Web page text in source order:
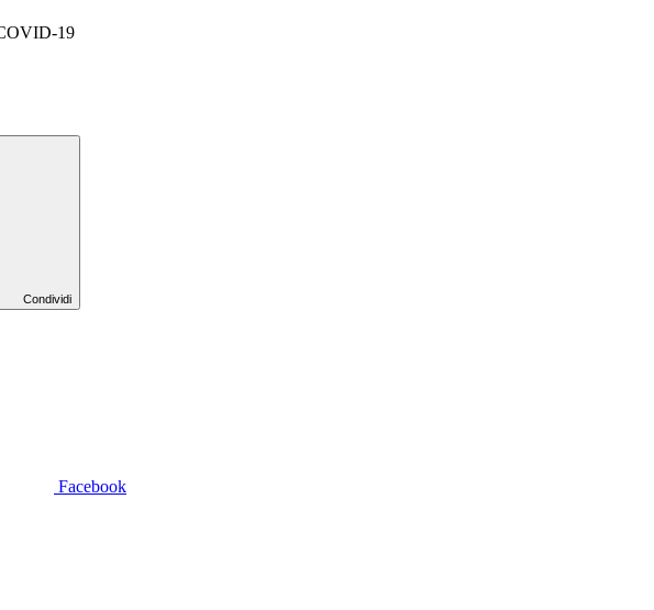
19
Condividi
Facebook